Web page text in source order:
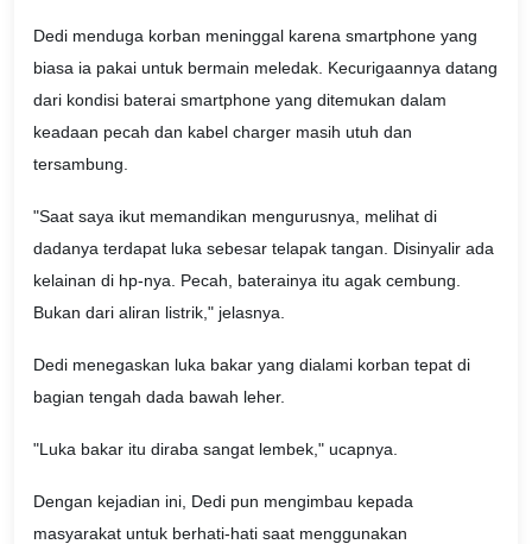
Dedi menduga korban meninggal karena smartphone yang
biasa ia pakai untuk bermain meledak. Kecurigaannya datang
dari kondisi baterai smartphone yang ditemukan dalam
keadaan pecah dan kabel charger masih utuh dan
tersambung.
"Saat saya ikut memandikan mengurusnya, melihat di
dadanya terdapat luka sebesar telapak tangan. Disinyalir ada
kelainan di hp-nya. Pecah, baterainya itu agak cembung.
Bukan dari aliran listrik," jelasnya.
Dedi menegaskan luka bakar yang dialami korban tepat di
bagian tengah dada bawah leher.
"Luka bakar itu diraba sangat lembek," ucapnya.
Dengan kejadian ini, Dedi pun mengimbau kepada
masyarakat untuk berhati-hati saat menggunakan